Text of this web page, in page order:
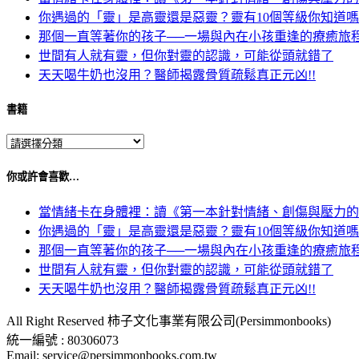
你遇過的「靈」是高靈還是惡靈？靈有10個等級你知道
那個一直等著你的孩子──一場與內在小孩重逢的療癒旅
世間有人就有靈，但你對靈的認識，可能從頭就錯了
天天喝牛奶也沒用？醫師揭露骨質疏鬆真正元凶!!
書籍
你或許會喜歡…
當情緒卡在身體裡：讀《第一本針對情緒、創傷與壓力
你遇過的「靈」是高靈還是惡靈？靈有10個等級你知道
那個一直等著你的孩子──一場與內在小孩重逢的療癒旅
世間有人就有靈，但你對靈的認識，可能從頭就錯了
天天喝牛奶也沒用？醫師揭露骨質疏鬆真正元凶!!
All Right Reserved 柿子文化事業有限公司(Persimmonbooks)
統一編號 : 80306073
Email: service@persimmonbooks.com.tw